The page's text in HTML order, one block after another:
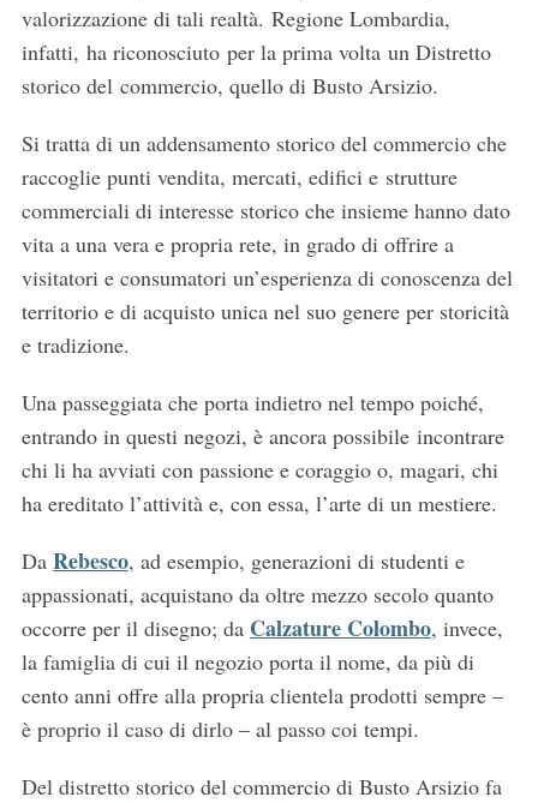
valorizzazione di tali realtà. Regione Lombardia,
infatti, ha riconosciuto per la prima volta un Distretto
storico del commercio, quello di Busto Arsizio.
Si tratta di un addensamento storico del commercio che
raccoglie punti vendita, mercati, edifici e strutture
commerciali di interesse storico che insieme hanno dato
vita a una vera e propria rete, in grado di offrire a
visitatori e consumatori un’esperienza di conoscenza del
territorio e di acquisto unica nel suo genere per storicità
e tradizione.
Una passeggiata che porta indietro nel tempo poiché,
entrando in questi negozi, è ancora possibile incontrare
chi li ha avviati con passione e coraggio o, magari, chi
ha ereditato l’attività e, con essa, l’arte di un mestiere.
Da Rebesco, ad esempio, generazioni di studenti e
appassionati, acquistano da oltre mezzo secolo quanto
occorre per il disegno; da Calzature Colombo, invece,
la famiglia di cui il negozio porta il nome, da più di
cento anni offre alla propria clientela prodotti sempre –
è proprio il caso di dirlo – al passo coi tempi.
Del distretto storico del commercio di Busto Arsizio fa